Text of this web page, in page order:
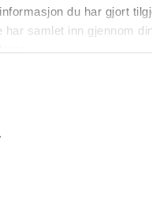
du har gjort
har samlet inn gjennom
& Collect in your local store